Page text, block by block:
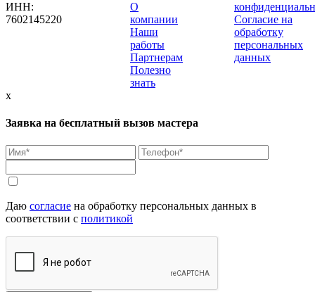
ИНН:
7602145220
О
компании
Наши
работы
Партнерам
Полезно
знать
Согласие на
обработку
персональных
данных
x
Заявка на бесплатный вызов мастера
Даю согласие на обработку персональных данных в
соответствии с политикой